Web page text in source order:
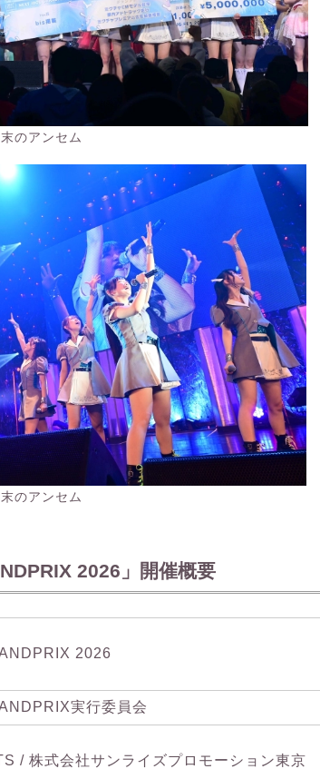
のアンセム
のアンセム
2026」開催概要
2026
実行委員会
/ 株式会社サンライズプロモーション東京